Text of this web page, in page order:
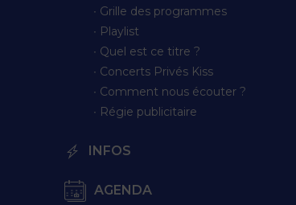
∙ Grille des programmes
∙ Playlist
∙ Quel est ce titre ?
∙ Concerts Privés Kiss
∙ Comment nous écouter ?
∙ Régie publicitaire
INFOS
AGENDA